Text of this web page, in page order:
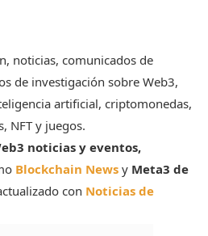
noticias, comunicados de
de investigación sobre Web3,
artificial, criptomonedas,
NFT y juegos.
noticias y eventos,
Blockchain News y Meta3 de
con Noticias de